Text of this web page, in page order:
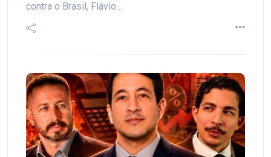
contra o Brasil, Flávio…